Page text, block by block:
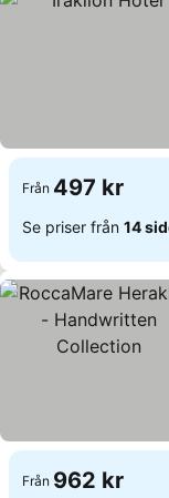
Från 497 kr
Se priser från 14
Från 962 kr